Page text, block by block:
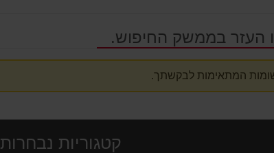
העזר בממשק החיפוש.
המתאימות לבקשתך.
קטגוריות נבחרות